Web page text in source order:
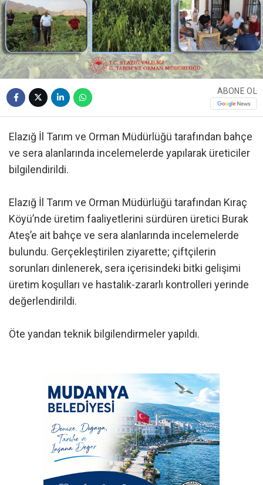
ABONE OL
Elazığ İl Tarım ve Orman Müdürlüğü tarafından bahçe
ve sera alanlarında incelemelerde yapılarak üreticiler
bilgilendirildi.
Elazığ İl Tarım ve Orman Müdürlüğü tarafından Kıraç
Köyü’nde üretim faaliyetlerini sürdüren üretici Burak
Ateş’e ait bahçe ve sera alanlarında incelemelerde
bulundu. Gerçekleştirilen ziyarette; çiftçilerin
sorunları dinlenerek, sera içerisindeki bitki gelişimi
üretim koşulları ve hastalık-zararlı kontrolleri yerinde
değerlendirildi.
Öte yandan teknik bilgilendirmeler yapıldı.